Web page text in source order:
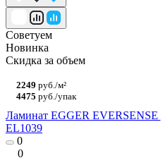
Советуем
Новинка
Скидка за объем
2249 руб./м²
4475 руб./упак
Ламинат EGGER
EL1039
0
0